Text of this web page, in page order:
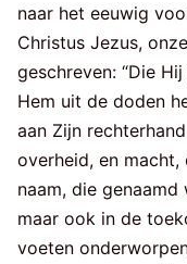
naar het eeuwig
Christus Jezus,
geschreven: “Die
Hem uit de doden
aan Zijn rechterhand
overheid, en macht,
naam, die
maar ook in de
voeten